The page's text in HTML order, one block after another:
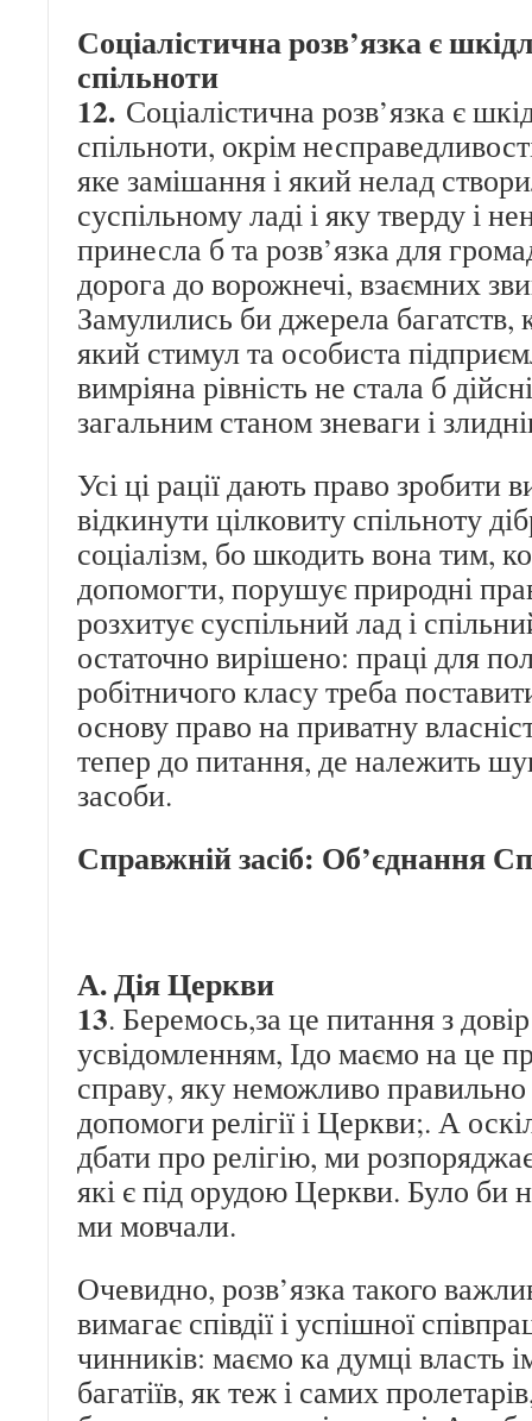
Соціалістична розв’язка є
спільноти
12. Соціалістична розв’язка є
спільноти, окрім
яке замішання і який нелад
суспільному ладі і яку тверду і
принесла б та розв’язка для
дорога до ворожнечі, взаємних
Замулились би джерела багатств,
який стимул та особиста
вимріяна рівність не стала б
загальним станом зневаги і
Усі ці рації дають право зробити
відкинути цілковиту спільноту
соціалізм, бо шкодить вона тим,
допомогти, порушує природні
розхитує суспільний лад і
остаточно вирішено: праці для
робітничого класу треба
основу право на приватну
тепер до питання, де належить
засоби.
Справжній засіб: Об’єднання
А. Дія Церкви
13. Беремось,за це питання з
усвідомленням, Ідо маємо на це
справу, яку неможливо
допомоги релігії і Церкви;. А
дбати про релігію, ми
які є під орудою Церкви. Було би
ми мовчали.
Очевидно, розв’язка такого
вимагає співдії і успішної
чинників: маємо ка думці власть
багатіїв, як теж і самих